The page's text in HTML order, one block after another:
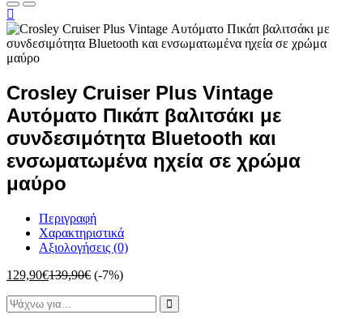
Crosley Cruiser Plus Vintage
Αυτόματο Πικάπ βαλιτσάκι με
συνδεσιμότητα Bluetooth και
ενσωματωμένα ηχεία σε χρώμα
μαύρο
Περιγραφή
Χαρακτηριστικά
Αξιολογήσεις (0)
129,90€139,90€ (-7%)